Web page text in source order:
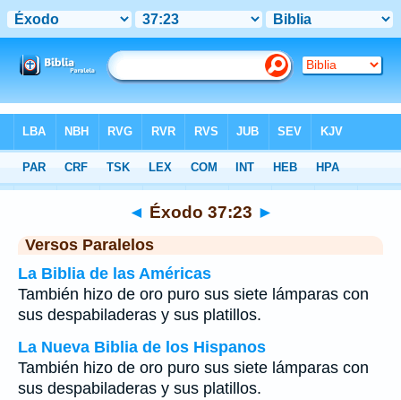
>Éxodo> Capítulo 37 > Verso 23
◄ Éxodo 37:23 ►
Versos Paralelos
La Biblia de las Américas
También hizo de oro puro sus siete lámparas con
sus despabiladeras y sus platillos.
La Nueva Biblia de los Hispanos
También hizo de oro puro sus siete lámparas con
sus despabiladeras y sus platillos.